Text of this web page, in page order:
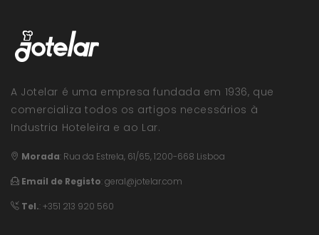
A Jotelar é uma empresa fundada em 1936, que
comercializa todos os artigos necessários à
Industria Hoteleira e ao Lar.
Morada: Rua da Estrela, 61/65, 1200-668 Lisboa
Email de Registo:geral@jotelar.com
Tel.: +351 213 920 560